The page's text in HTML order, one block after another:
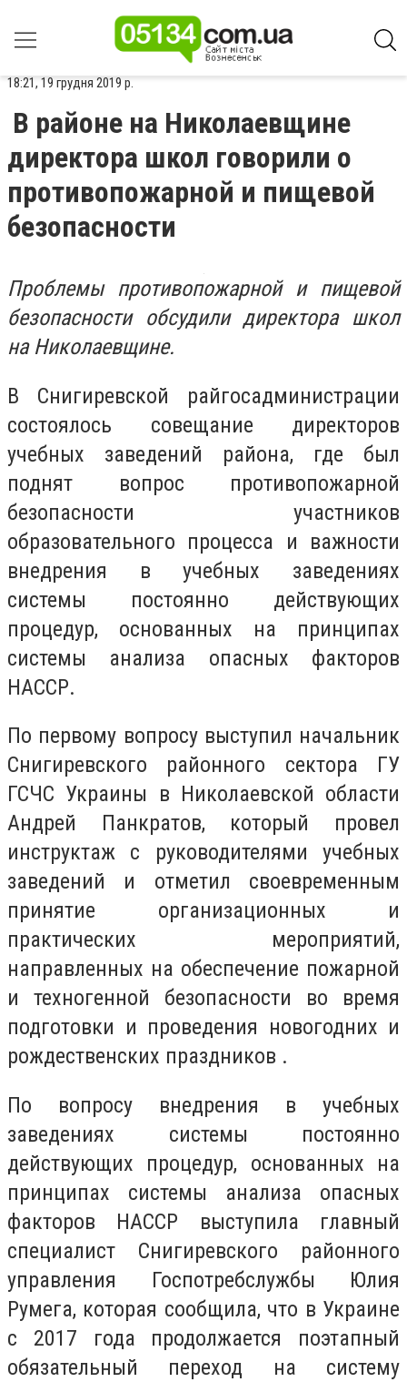
18:21, 19 грудня 2019 р.
В районе на Николаевщине
директора школ говорили о
противопожарной и пищевой
безопасности
Проблемы противопожарной и пищевой
безопасности обсудили директора школ
на Николаевщине.
В Снигиревской райгосадминистрации
состоялось совещание директоров
учебных заведений района, где был
поднят вопрос противопожарной
безопасности участников
образовательного процесса и важности
внедрения в учебных заведениях
системы постоянно действующих
процедур, основанных на принципах
системы анализа опасных факторов
НАССР.
По первому вопросу выступил начальник
Снигиревского районного сектора ГУ
ГСЧС Украины в Николаевской области
Андрей Панкратов, который провел
инструктаж с руководителями учебных
заведений и отметил своевременным
принятие организационных и
практических мероприятий,
направленных на обеспечение пожарной
и техногенной безопасности во время
подготовки и проведения новогодних и
рождественских праздников .
По вопросу внедрения в учебных
заведениях системы постоянно
действующих процедур, основанных на
принципах системы анализа опасных
факторов НАССР выступила главный
специалист Снигиревского районного
управления Госпотребслужбы Юлия
Румега, которая сообщила, что в Украине
с 2017 года продолжается поэтапный
обязательный переход на систему